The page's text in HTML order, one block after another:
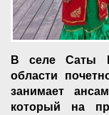
В селе Саты
области
занимает
который на